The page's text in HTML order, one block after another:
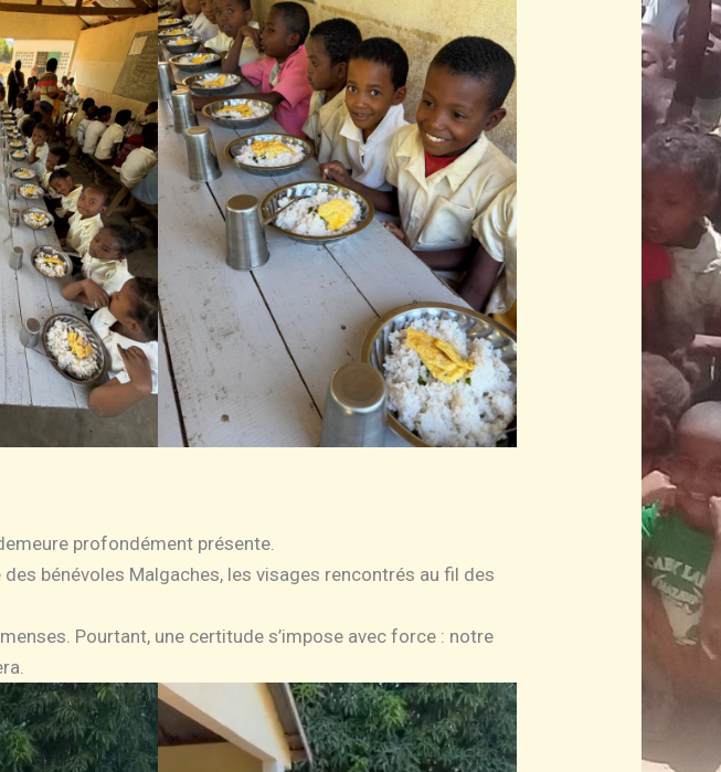
profondément présente.
bénévoles Malgaches, les visages rencontrés au fil des
Pourtant, une certitude s’impose avec force : notre